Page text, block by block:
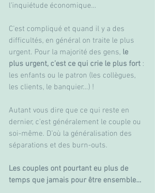
l’inquiétude économique…
C’est compliqué et quand il y a des
difficultés, en général on traite le plus
urgent. Pour la majorité des gens, le
plus urgent, c’est ce qui crie le plus fort :
les enfants ou le patron (les collègues,
les clients, le banquier…) !
Autant vous dire que ce qui reste en
dernier, c’est généralement le couple ou
soi-même. D’où la généralisation des
séparations et des burn-outs.
Les couples ont pourtant eu plus de
temps que jamais pour être ensemble…